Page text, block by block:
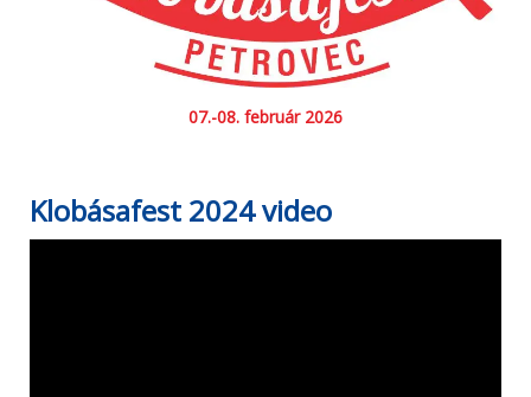
07.-08. február 2026
Klobásafest 2024 video